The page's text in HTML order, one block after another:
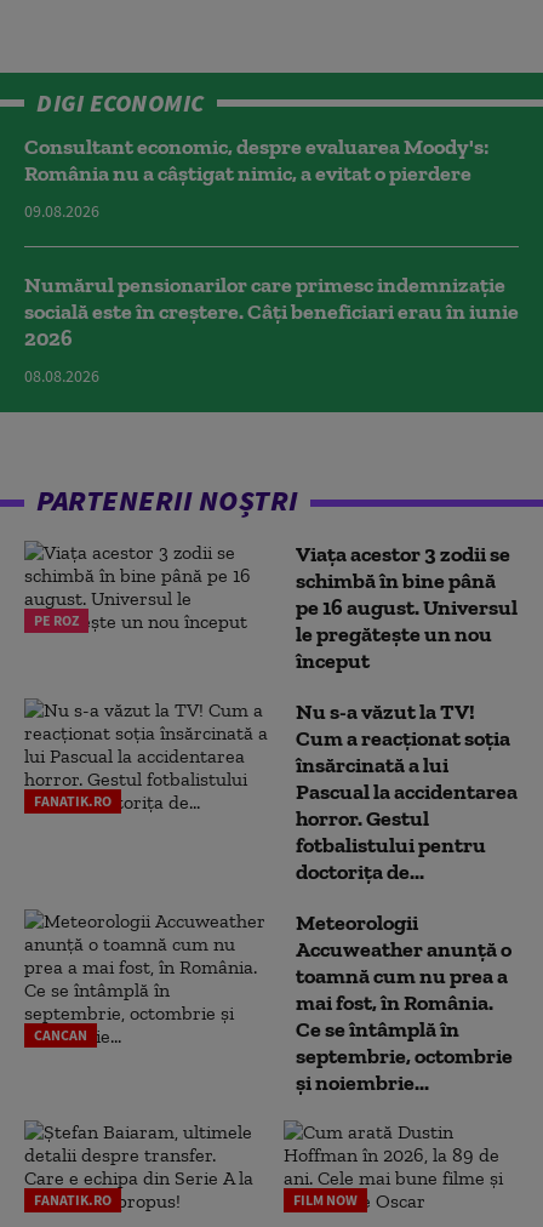
DIGI ECONOMIC
Consultant economic, despre evaluarea Moody's:
România nu a câştigat nimic, a evitat o pierdere
09.08.2026
Numărul pensionarilor care primesc indemnizaţie
socială este în creștere. Câți beneficiari erau în iunie
2026
08.08.2026
PARTENERII NOȘTRI
PE ROZ
Viața acestor 3 zodii se
schimbă în bine până
pe 16 august. Universul
le pregătește un nou
început
FANATIK.RO
Nu s-a văzut la TV!
Cum a reacţionat soţia
însărcinată a lui
Pascual la accidentarea
horror. Gestul
fotbalistului pentru
doctoriţa de...
CANCAN
Meteorologii
Accuweather anunță o
toamnă cum nu prea a
mai fost, în România.
Ce se întâmplă în
septembrie, octombrie
și noiembrie...
FANATIK.RO FILM NOW